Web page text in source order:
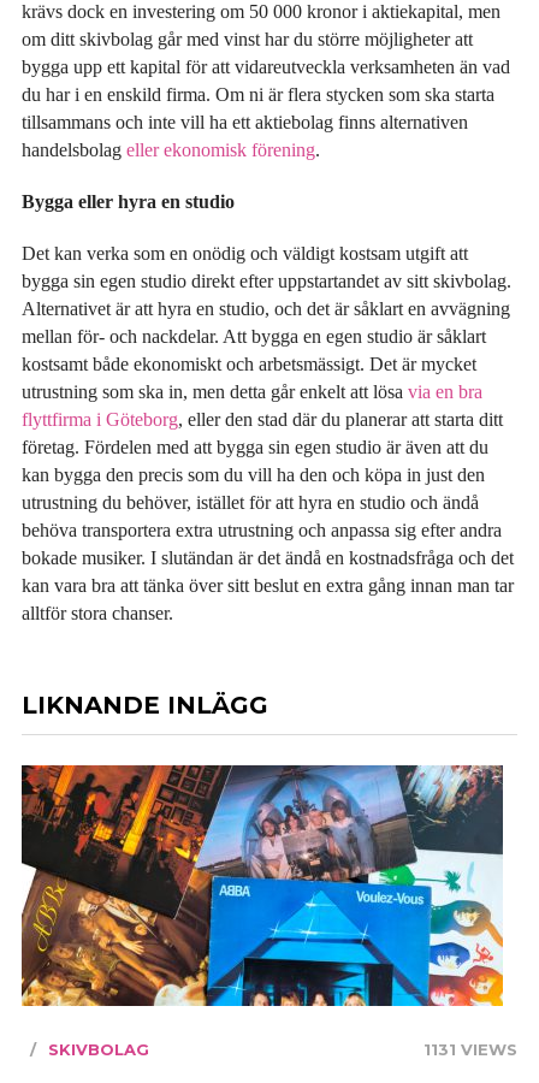
krävs dock en investering om 50 000 kronor i aktiekapital, men
om ditt skivbolag går med vinst har du större möjligheter att
bygga upp ett kapital för att vidareutveckla verksamheten än vad
du har i en enskild firma. Om ni är flera stycken som ska starta
tillsammans och inte vill ha ett aktiebolag finns alternativen
handelsbolag eller ekonomisk förening.
Bygga eller hyra en studio
Det kan verka som en onödig och väldigt kostsam utgift att
bygga sin egen studio direkt efter uppstartandet av sitt skivbolag.
Alternativet är att hyra en studio, och det är såklart en avvägning
mellan för- och nackdelar. Att bygga en egen studio är såklart
kostsamt både ekonomiskt och arbetsmässigt. Det är mycket
utrustning som ska in, men detta går enkelt att lösa via en bra
flyttfirma i Göteborg, eller den stad där du planerar att starta ditt
företag. Fördelen med att bygga sin egen studio är även att du
kan bygga den precis som du vill ha den och köpa in just den
utrustning du behöver, istället för att hyra en studio och ändå
behöva transportera extra utrustning och anpassa sig efter andra
bokade musiker. I slutändan är det ändå en kostnadsfråga och det
kan vara bra att tänka över sitt beslut en extra gång innan man tar
alltför stora chanser.
LIKNANDE INLÄGG
SKIVBOLAG 1131 VIEWS